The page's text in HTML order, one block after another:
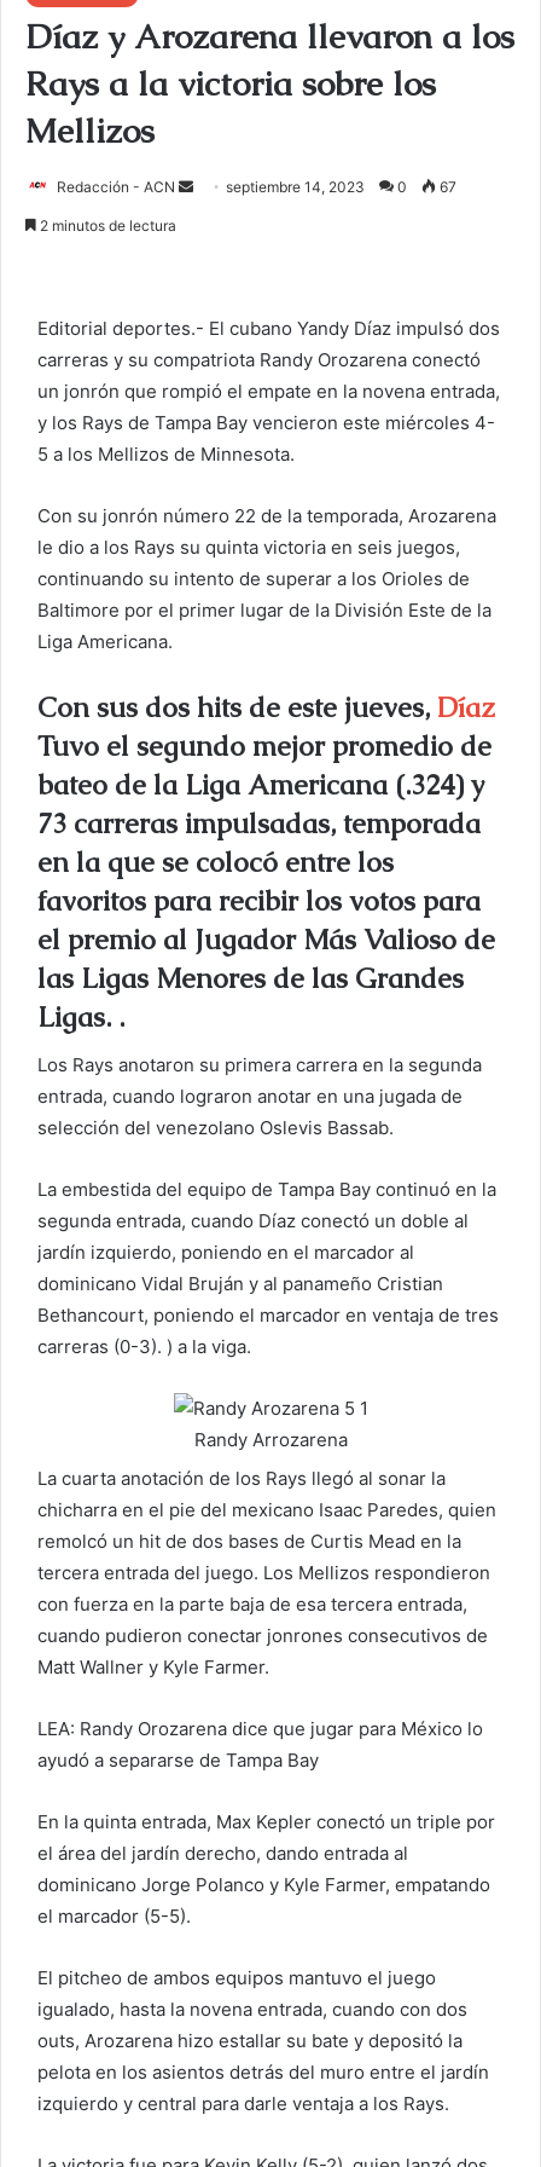
Díaz y Arozarena llevaron a los
Rays a la victoria sobre los
Mellizos
Redacción - ACN
r
u
n
c
r
n
i
c
septiembre 14, 2023 0 67
2 minutos de lectura
Editorial deportes.- El cubano Yandy Díaz impulsó dos
carreras y su compatriota Randy Orozarena conectó
un jonrón que rompió el empate en la novena entrada,
y los Rays de Tampa Bay vencieron este miércoles 4-
5 a los Mellizos de Minnesota.
Con su jonrón número 22 de la temporada, Arozarena
le dio a los Rays su quinta victoria en seis juegos,
continuando su intento de superar a los Orioles de
Baltimore por el primer lugar de la División Este de la
Liga Americana.
Con sus dos hits de este jueves, Díaz
Tuvo el segundo mejor promedio de
bateo de la Liga Americana (.324) y
73 carreras impulsadas, temporada
en la que se colocó entre los
favoritos para recibir los votos para
el premio al Jugador Más Valioso de
las Ligas Menores de las Grandes
Ligas. .
Los Rays anotaron su primera carrera en la segunda
entrada, cuando lograron anotar en una jugada de
selección del venezolano Oslevis Bassab.
La embestida del equipo de Tampa Bay continuó en la
segunda entrada, cuando Díaz conectó un doble al
jardín izquierdo, poniendo en el marcador al
dominicano Vidal Bruján y al panameño Cristian
Bethancourt, poniendo el marcador en ventaja de tres
carreras (0-3). ) a la viga.
Randy Arrozarena
La cuarta anotación de los Rays llegó al sonar la
chicharra en el pie del mexicano Isaac Paredes, quien
remolcó un hit de dos bases de Curtis Mead en la
tercera entrada del juego. Los Mellizos respondieron
con fuerza en la parte baja de esa tercera entrada,
cuando pudieron conectar jonrones consecutivos de
Matt Wallner y Kyle Farmer.
LEA: Randy Orozarena dice que jugar para México lo
ayudó a separarse de Tampa Bay
En la quinta entrada, Max Kepler conectó un triple por
el área del jardín derecho, dando entrada al
dominicano Jorge Polanco y Kyle Farmer, empatando
el marcador (5-5).
El pitcheo de ambos equipos mantuvo el juego
igualado, hasta la novena entrada, cuando con dos
outs, Arozarena hizo estallar su bate y depositó la
pelota en los asientos detrás del muro entre el jardín
izquierdo y central para darle ventaja a los Rays.